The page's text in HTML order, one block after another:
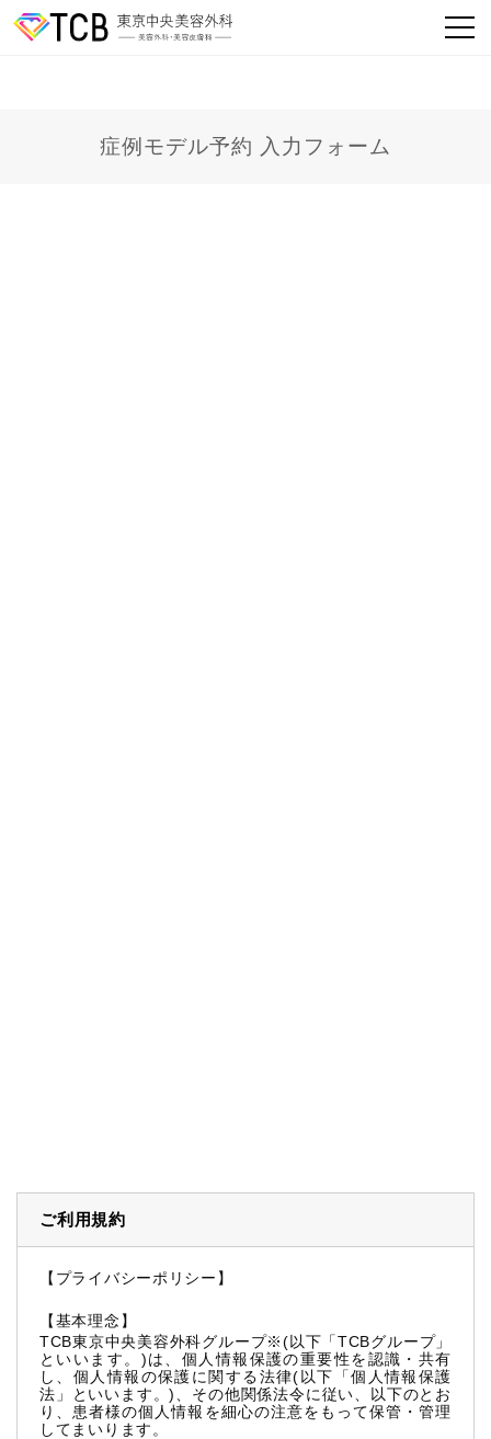
症例モデル予約 入力フォーム
ご利用規約
【プライバシーポリシー】
【基本理念】
TCB東京中央美容外科グループ※(以下「TCBグループ」
といいます。)は、個人情報保護の重要性を認識・共有
し、個人情報の保護に関する法律(以下「個人情報保護
法」といいます。)、その他関係法令に従い、以下のとお
り、患者様の個人情報を細心の注意をもって保管・管理
してまいります。